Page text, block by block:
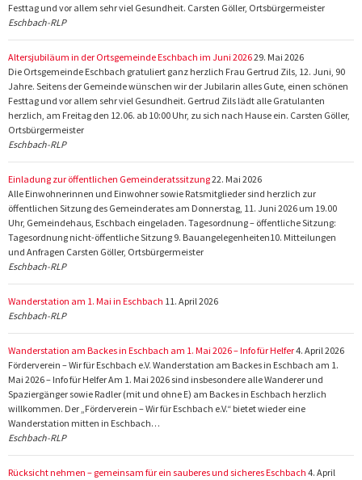
Festtag und vor allem sehr viel Gesundheit. Carsten Göller, Ortsbürgermeister
Eschbach-RLP
Altersjubiläum in der Ortsgemeinde Eschbach im Juni 202629. Mai 2026
Die Ortsgemeinde Eschbach gratuliert ganz herzlich Frau Gertrud Zils, 12. Juni, 90
Jahre. Seitens der Gemeinde wünschen wir der Jubilarin alles Gute, einen schönen
Festtag und vor allem sehr viel Gesundheit. Gertrud Zils lädt alle Gratulanten
herzlich, am Freitag den 12.06. ab 10:00 Uhr, zu sich nach Hause ein. Carsten Göller,
Ortsbürgermeister
Eschbach-RLP
Einladung zur öffentlichen Gemeinderatssitzung22. Mai 2026
Alle Einwohnerinnen und Einwohner sowie Ratsmitglieder sind herzlich zur
öffentlichen Sitzung des Gemeinderates am Donnerstag, 11. Juni 2026 um 19.00
Uhr, Gemeindehaus, Eschbach eingeladen. Tagesordnung – öffentliche Sitzung:
Tagesordnung nicht-öffentliche Sitzung 9. Bauangelegenheiten10. Mitteilungen
und Anfragen Carsten Göller, Ortsbürgermeister
Eschbach-RLP
Wanderstation am 1. Mai in Eschbach 11. April 2026
Eschbach-RLP
Wanderstation am Backes in Eschbach am 1. Mai 2026 – Info für Helfer4. April 2026
Förderverein – Wir für Eschbach e.V. Wanderstation am Backes in Eschbach am 1.
Mai 2026 – Info für Helfer Am 1. Mai 2026 sind insbesondere alle Wanderer und
Spaziergänger sowie Radler (mit und ohne E) am Backes in Eschbach herzlich
willkommen. Der „Förderverein – Wir für Eschbach e.V.“ bietet wieder eine
Wanderstation mitten in Eschbach…
Eschbach-RLP
Rücksicht nehmen – gemeinsam für ein sauberes und sicheres Eschbach 4. April